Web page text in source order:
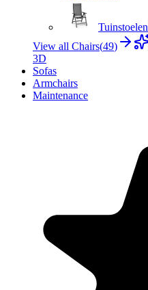
Tuinstoelen
View all Chairs(49)
3D
Sofas
Armchairs
Maintenance